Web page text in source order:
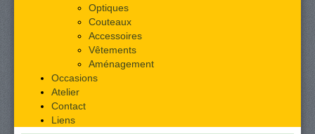
Optiques
Couteaux
Accessoires
Vêtements
Aménagement
Occasions
Atelier
Contact
Liens